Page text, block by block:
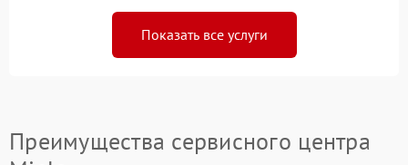
Показать все услуги
Преимущества сервисного центра